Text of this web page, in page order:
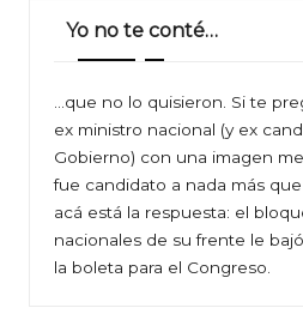
Yo no te conté…
…que no lo quisieron. Si te
ex ministro nacional (y ex
Gobierno) con una imagen
fue candidato a nada más
acá está la respuesta: el
nacionales de su frente le
la boleta para el Congreso.